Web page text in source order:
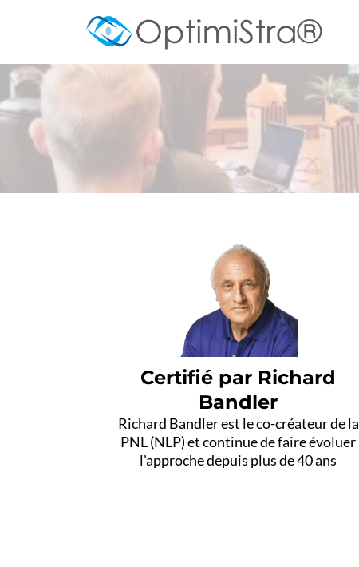
Certifié par Richard
Bandler
Richard Bandler est le co-créateur de la
PNL (NLP) et continue de faire évoluer
l'approche depuis plus de 40 ans